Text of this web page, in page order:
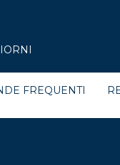
FREQUENTI